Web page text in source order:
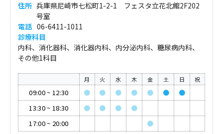
住所 兵庫県尼崎市七松町1-2-1 フェスタ立花北館2F202
号室
電話 06-6411-1011
診療科目
内科、消化器科、消化器内科、内分泌内科、糖尿病内科、
その他1科目
月 火 水 木 金 土 日 祝
09:00~ 12:30 ● ● ● ● ● ●
●
13:30~ 18:30 ● ● ●
●
17:00~ 20:00 ●